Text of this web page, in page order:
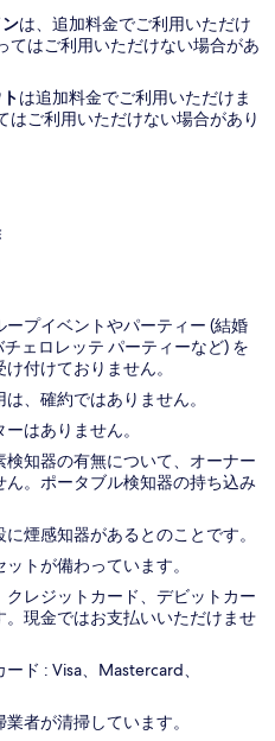
は、追加料金でご利用いただけ
てはご利用いただけない場合があ
は追加料金でご利用いただけま
はご利用いただけない場合があり
プイベントやパーティー (結婚
ェロレッテ パーティーなど) を
付けておりません。
、確約ではありません。
はありません。
知器の有無について、オーナー
。ポータブル検知器の持ち込み
煙感知器があるとのことです。
トが備わっています。
レジットカード、デビットカー
。現金ではお支払いいただけませ
ド : Visa、Mastercard、
者が清掃しています。